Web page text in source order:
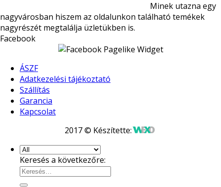
Minek utazna egy
nagyvárosban hiszem az oldalunkon található temékek
nagyrészét megtalálja üzletükben is.
Facebook
ÁSZF
Adatkezelési tájékoztató
Szállítás
Garancia
Kapcsolat
2017 © Készítette:
Keresés a következőre: